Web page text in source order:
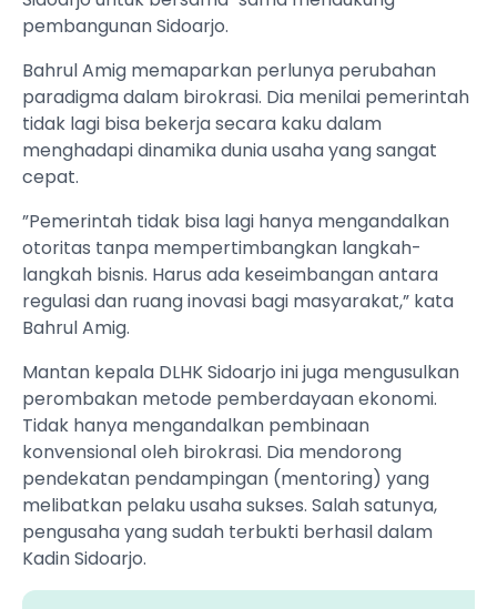
pembangunan Sidoarjo.
Bahrul Amig memaparkan perlunya perubahan
paradigma dalam birokrasi. Dia menilai pemerintah
tidak lagi bisa bekerja secara kaku dalam
menghadapi dinamika dunia usaha yang sangat
cepat.
”Pemerintah tidak bisa lagi hanya mengandalkan
otoritas tanpa mempertimbangkan langkah-
langkah bisnis. Harus ada keseimbangan antara
regulasi dan ruang inovasi bagi masyarakat,” kata
Bahrul Amig.
Mantan kepala DLHK Sidoarjo ini juga mengusulkan
perombakan metode pemberdayaan ekonomi.
Tidak hanya mengandalkan pembinaan
konvensional oleh birokrasi. Dia mendorong
pendekatan pendampingan (mentoring) yang
melibatkan pelaku usaha sukses. Salah satunya,
pengusaha yang sudah terbukti berhasil dalam
Kadin Sidoarjo.